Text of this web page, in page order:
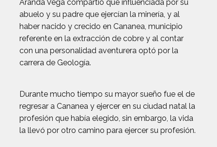
Aranda Vega compartió que influenciada por su
abuelo y su padre que ejercían la minería, y al
haber nacido y crecido en Cananea, municipio
referente en la extracción de cobre y al contar
con una personalidad aventurera optó por la
carrera de Geología.
Durante mucho tiempo su mayor sueño fue el de
regresar a Cananea y ejercer en su ciudad natal la
profesión que había elegido, sin embargo, la vida
la llevó por otro camino para ejercer su profesión.